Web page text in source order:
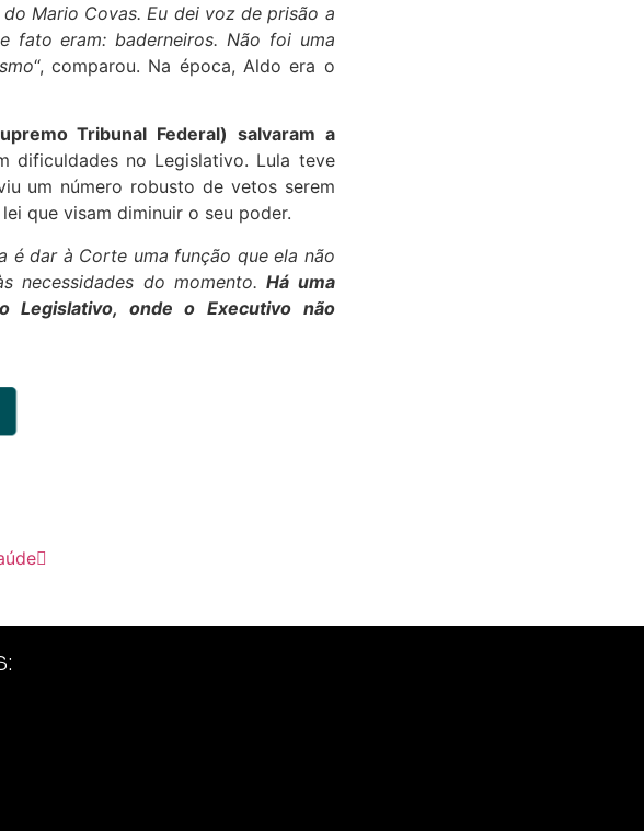
Mario Covas. Eu dei voz de prisão a
eram: baderneiros. Não foi uma
“, comparou. Na época, Aldo era o
Tribunal Federal) salvaram a
dificuldades no Legislativo. Lula teve
um número robusto de vetos serem
que visam diminuir o seu poder.
é dar à Corte uma função que ela não
necessidades do momento.Há uma
Legislativo, onde o Executivo não